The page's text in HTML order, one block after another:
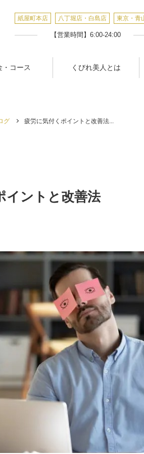
紙屋町本店 八丁堀店・白島店 東京・青
【営業時間】6:00-24:00
・コース くびれ美人とは
グ 疲労に気付くポイントと改善法...
イントと改善法